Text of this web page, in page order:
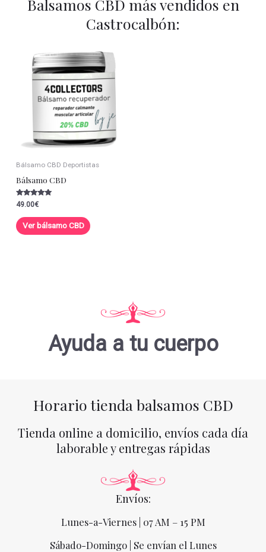
Balsamos CBD más vendidos en
Castrocalbón:
Bálsamo CBD Deportistas
Bálsamo CBD
Valorado con
5.00
de 5
49.00€
Ver bálsamo CBD
Ayuda a tu cuerpo
Horario tienda balsamos CBD
Tienda online a domicilio, envíos cada día
laborable y entregas rápidas
Envíos:
Lunes-a-Viernes | 07 AM – 15 PM
Sábado-Domingo | Se envían el Lunes